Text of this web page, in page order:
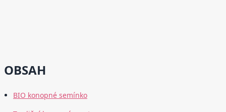
OBSAH
BIO konopné semínko